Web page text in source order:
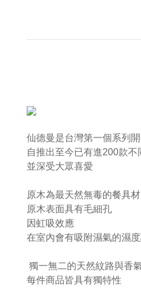
仙德曼是台灣第一個系列
自推出至今已有進200款不
並深受大眾喜愛
原木為最天然無毒的餐具
原木表面具有毛細孔
因虹吸效應
在室內會有吸附濕氣的濕
獨一無二的天然紋路與香
每件商品皆具有獨特性